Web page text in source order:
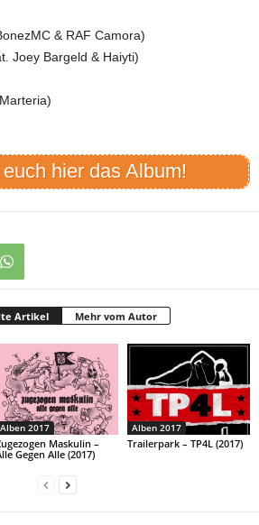
& RAF Camora)
Joey Bargeld & Haiyti)
hier das Album!
Artikel Mehr vom Autor
Alben 2017
Maskulin –
Gegen Alle (2017)
Alben 2017
Trailerpark – TP4L (2017)